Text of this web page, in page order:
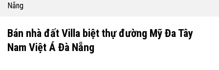
Nẵng
Bán nhà đất Villa biệt thự đường Mỹ Đa Tây
Nam Việt Á Đà Nẵng